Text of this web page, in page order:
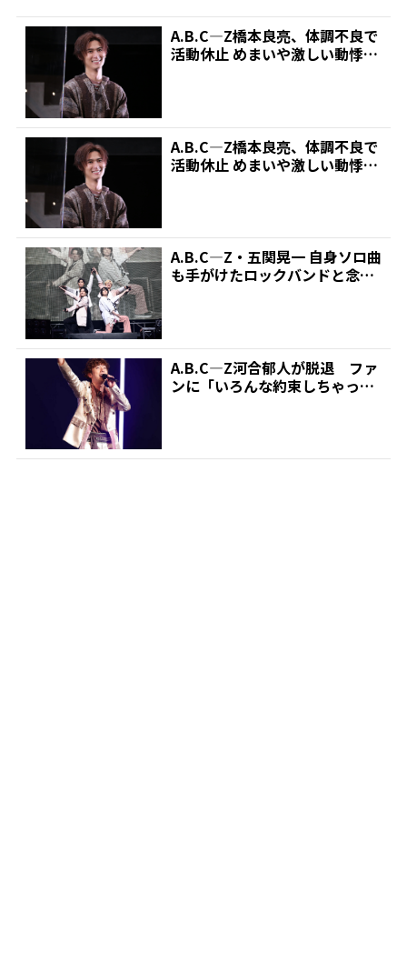
A.B.C―Z橋本良亮、体調不良で
活動休止 めまいや激しい動悸
A.B.C―Z橋本良亮、体調不良で
活動休止 めまいや激しい動悸
A.B.C―Z・五関晃一 自身ソロ曲
も手がけたロックバンドと念願
A.B.C―Z河合郁人が脱退 ファ
ンに「いろんな約束しちゃった